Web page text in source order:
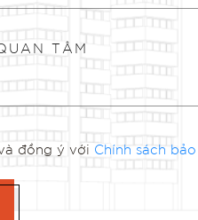
đồng ý vớiChính sách